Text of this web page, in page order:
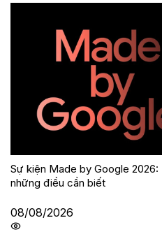
Sự kiện Made by Google 2026:
những điều cần biết
08/08/2026